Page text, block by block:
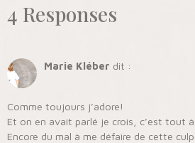
4 Responses
Marie Kléber dit :
Comme toujours j’adore!
Et on en avait parlé je crois, c’est tout
Encore du mal à me défaire de cette